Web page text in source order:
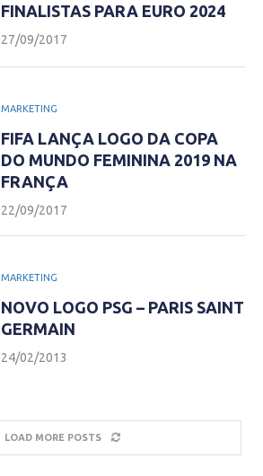
FINALISTAS PARA EURO 2024
27/09/2017
MARKETING
FIFA LANÇA LOGO DA COPA
DO MUNDO FEMININA 2019 NA
FRANÇA
22/09/2017
MARKETING
NOVO LOGO PSG – PARIS SAINT
GERMAIN
24/02/2013
LOAD MORE POSTS